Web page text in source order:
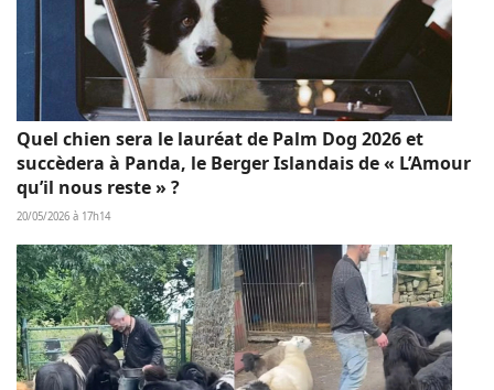
Quel chien sera le lauréat de Palm Dog 2026 et
succèdera à Panda, le Berger Islandais de « L’Amour
qu’il nous reste » ?
20/05/2026 à 17h14